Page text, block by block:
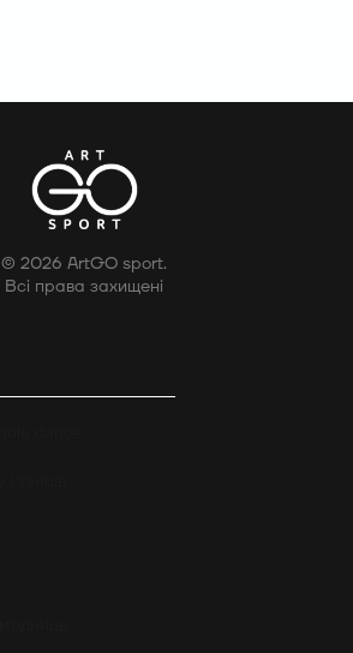
© 2026 ArtGO sport.
Всі права захищені